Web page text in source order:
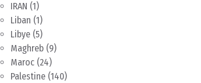
IRAN (1)
Liban (1)
Libye (5)
Maghreb (9)
Maroc (24)
Palestine (140)